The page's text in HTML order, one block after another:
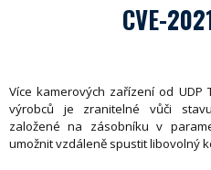
CVE-
Více kamerových zařízení od UDP
výrobců je zranitelné vůči
založené na zásobníku v
umožnit vzdáleně spustit libovolný